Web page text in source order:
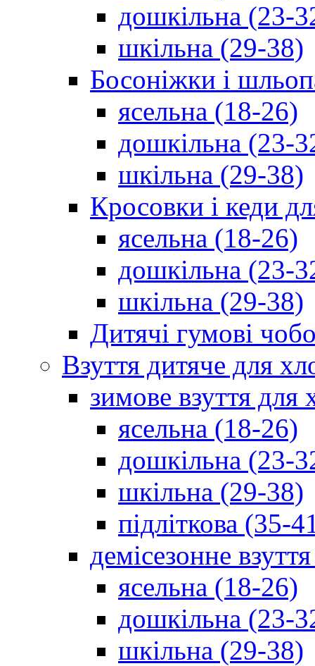
дошкільна (23-
шкільна (29-38)
Босоніжки і
ясельна (18-26)
дошкільна (23-
шкільна (29-38)
Кросовки і кеди
ясельна (18-26)
дошкільна (23-
шкільна (29-38)
Дитячі гумові
Взуття дитяче для
зимове взуття для
ясельна (18-26)
дошкільна (23-
шкільна (29-38)
підліткова (35-
демісезонне
ясельна (18-26)
дошкільна (23-
шкільна (29-38)